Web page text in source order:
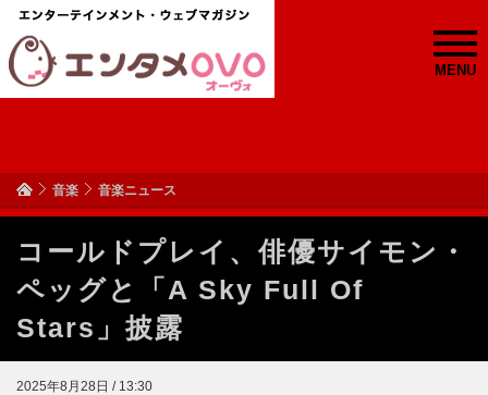
MENU
音楽 音楽ニュース
コールドプレイ、俳優サイモン・
ペッグと「A Sky Full Of
Stars」披露
2025年8月28日 / 13:30